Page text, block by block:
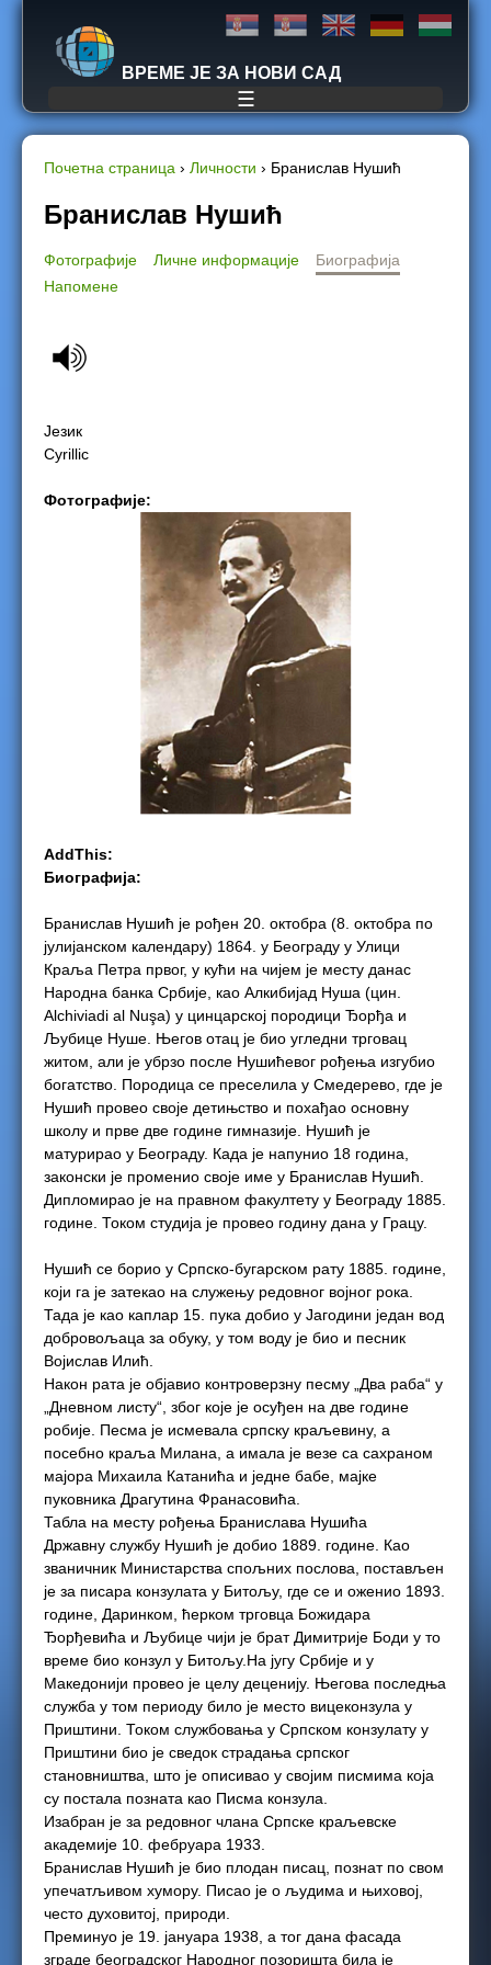
Jump to navigation
ВРЕМЕ ЈЕ ЗА НОВИ САД
☰
Y
o
u
e
Почетна страница › Личности › Бранислав Нушић
Бранислав Нушић
Фотографије Личне информације
Биографија
Напомене
Језик
Cyrillic
Фотографије:
AddThis:
Биографија:
Бранислав Нушић је рођен 20. октобра (8. октобра по
јулијанском календару) 1864. у Београду у Улици
Краља Петра првог, у кући на чијем је месту данас
Народна банка Србије, као Алкибијад Нуша (цин.
Alchiviadi al Nuşa) у цинцарској породици Ђорђа и
Љубице Нуше. Његов отац је био угледни трговац
житом, али је убрзо после Нушићевог рођења изгубио
богатство. Породица се преселила у Смедерево, где је
Нушић провео своје детињство и похађао основну
школу и прве две године гимназије. Нушић је
матурирао у Београду. Када је напунио 18 година,
законски је променио своје име у Бранислав Нушић.
Дипломирао је на правном факултету у Београду 1885.
године. Током студија је провео годину дана у Грацу.
Нушић се борио у Српско-бугарском рату 1885. године,
који га је затекао на служењу редовног војног рока.
Тада је као каплар 15. пука добио у Јагодини један вод
добровољаца за обуку, у том воду је био и песник
Војислав Илић.
Након рата је објавио контроверзну песму „Два раба“ у
„Дневном листу“, због које је осуђен на две године
робије. Песма је исмевала српску краљевину, а
посебно краља Милана, а имала је везе са сахраном
мајора Михаила Катанића и једне бабе, мајке
пуковника Драгутина Франасовића.
Табла на месту рођења Бранислава Нушића
Државну службу Нушић је добио 1889. године. Као
званичник Министарства спољних послова, постављен
је за писара конзулата у Битољу, где се и оженио 1893.
године, Даринком, ћерком трговца Божидара
Ђорђевића и Љубице чији је брат Димитрије Боди у то
време био конзул у Битољу.На југу Србије и у
Македонији провео је целу деценију. Његова последња
служба у том периоду било је место вицеконзула у
Приштини. Током службовања у Српском конзулату у
Приштини био је сведок страдања српског
становништва, што је описивао у својим писмима која
су постала позната као Писма конзула.
Изабран је за редовног члана Српске краљевске
академије 10. фебруара 1933.
Бранислав Нушић је био плодан писац, познат по свом
упечатљивом хумору. Писао је о људима и њиховој,
често духовитој, природи.
Преминуо је 19. јануара 1938, а тог дана фасада
зграде београдског Народног позоришта била је